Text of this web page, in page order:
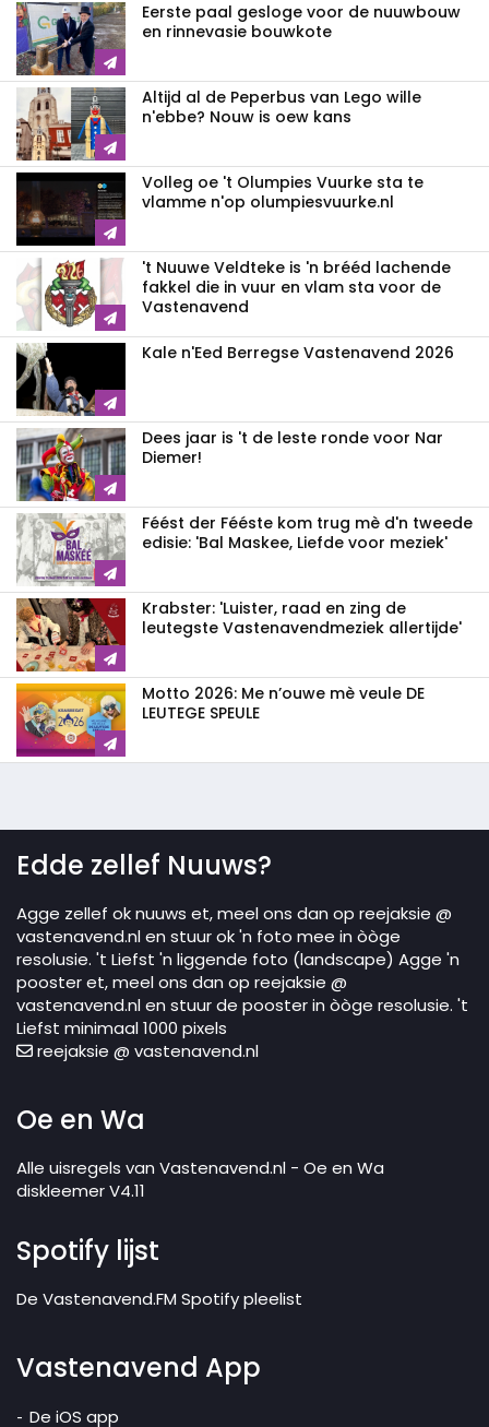
Eerste paal gesloge voor de nuuwbouw
en rinnevasie bouwkote
Altijd al de Peperbus van Lego wille
n'ebbe? Nouw is oew kans
Volleg oe 't Olumpies Vuurke sta te
vlamme n'op olumpiesvuurke.nl
't Nuuwe Veldteke is 'n brééd lachende
fakkel die in vuur en vlam sta voor de
Vastenavend
Kale n'Eed Berregse Vastenavend 2026
Dees jaar is 't de leste ronde voor Nar
Diemer!
Féést der Fééste kom trug mè d'n tweede
edisie: 'Bal Maskee, Liefde voor meziek'
Krabster: 'Luister, raad en zing de
leutegste Vastenavendmeziek allertijde'
Motto 2026: Me n’ouwe mè veule DE
LEUTEGE SPEULE
Edde zellef Nuuws?
Agge zellef ok nuuws et, meel ons dan op reejaksie @
vastenavend.nl en stuur ok 'n foto mee in òòge
resolusie. 't Liefst 'n liggende foto (landscape) Agge 'n
pooster et, meel ons dan op reejaksie @
vastenavend.nl en stuur de pooster in òòge resolusie. 't
Liefst minimaal 1000 pixels
reejaksie @ vastenavend.nl
Oe en Wa
Alle uisregels van Vastenavend.nl - Oe en Wa
diskleemer V4.11
Spotify lijst
De Vastenavend.FM Spotify pleelist
Vastenavend App
De iOS app